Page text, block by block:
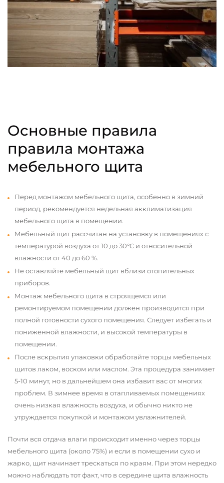
Основные правила
правила монтажа
мебельного щита
Перед монтажом мебельного щита, особенно в зимний
период, рекомендуется недельная акклиматизация
мебельного щита в помещении.
Мебельный щит рассчитан на установку в помещениях с
температурой воздуха от 10 до 30°С и относительной
влажности от 40 до 60 %.
Не оставляйте мебельный щит вблизи отопительных
приборов.
Монтаж мебельного щита в строящемся или
ремонтируемом помещении должен производится при
полной готовности сухого помещения. Следует избегать и
пониженной влажности, и высокой температуры в
помещении.
После вскрытия упаковки обработайте торцы мебельных
щитов лаком, воском или маслом. Эта процедура занимает
5-10 минут, но в дальнейшем она избавит вас от многих
проблем. В зимнее время в отапливаемых помещениях
очень низкая влажность воздуха, и обычно никто не
утруждается покупкой и монтажом увлажнителей.
Почти вся отдача влаги происходит именно через торцы
мебельного щита (около 75%) и если в помещении сухо и
жарко, щит начинает трескаться по краям. При этом нередко
можно наблюдать тот факт, что в середине щита влажность